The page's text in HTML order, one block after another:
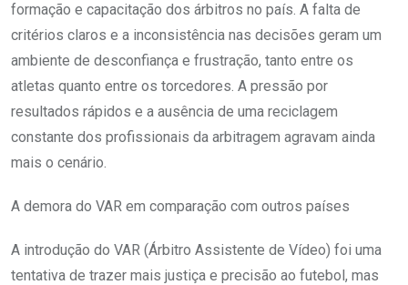
formação e capacitação dos árbitros no país. A falta de
critérios claros e a inconsistência nas decisões geram um
ambiente de desconfiança e frustração, tanto entre os
atletas quanto entre os torcedores. A pressão por
resultados rápidos e a ausência de uma reciclagem
constante dos profissionais da arbitragem agravam ainda
mais o cenário.
A demora do VAR em comparação com outros países
A introdução do VAR (Árbitro Assistente de Vídeo) foi uma
tentativa de trazer mais justiça e precisão ao futebol, mas